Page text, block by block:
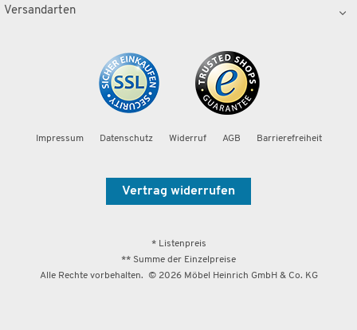
Versandarten
Impressum Datenschutz Widerruf AGB Barrierefreiheit
Vertrag widerrufen
* Listenpreis
** Summe der Einzelpreise
Alle Rechte vorbehalten. © 2026Möbel Heinrich GmbH & Co. KG